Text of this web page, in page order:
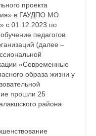
проекта
в ГАУДПО МО
с 01.12.2023 по
педагогов
(далее –
«Современные
образа жизни у
прошли 25
района